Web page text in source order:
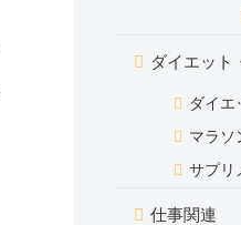
ダイエット
ダイエ
マラソ
サプリ
仕事関連